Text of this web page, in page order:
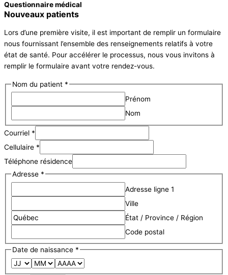
Questionnaire médical
Nouveaux patients
Lors d’une première visite, il est important de remplir un formulaire
nous fournissant l’ensemble des renseignements relatifs à votre
état de santé. Pour accélérer le processus, nous vous invitons à
remplir le formulaire avant votre rendez-vous.
Nom du patient *
Prénom
Nom
Courriel *
Cellulaire *
Téléphone résidence
Adresse *
Adresse ligne 1
Ville
État / Province / Région
Code postal
Date de naissance *